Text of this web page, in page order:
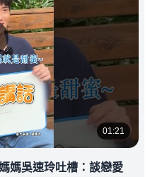
01:21
媽吳速玲吐槽：談戀愛